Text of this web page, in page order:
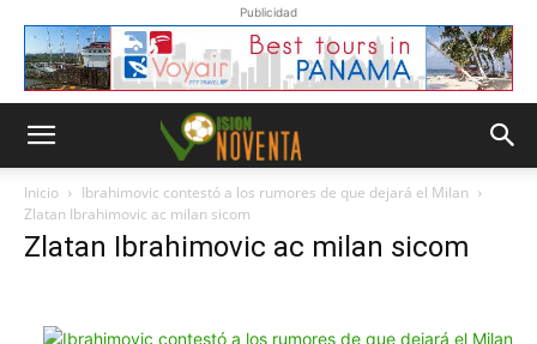
Publicidad
Inicio
Ibrahimovic contestó a los rumores de que dejará el Milan
Zlatan Ibrahimovic ac milan sicom
Zlatan Ibrahimovic ac milan sicom